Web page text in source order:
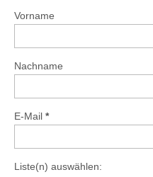
Vorname
Nachname
E-Mail *
Liste(n) auswählen: